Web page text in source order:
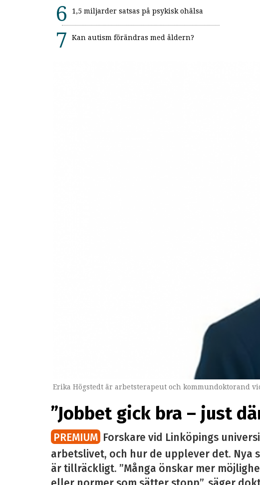
1,5 miljarder satsas på psykisk ohälsa
Kan autism förändras med åldern?
Erika Högstedt är arbetsterapeut och kommundoktorand
”Jobbet gick bra – just
PREMIUM Forskare vid Linköpings
arbetslivet, och hur de upplever det.
är tillräckligt. ”Många önskar mer